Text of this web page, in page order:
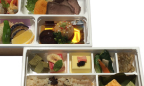
ームページ：https://ajito-
Instagram
定休日：火曜日
電話番号：0197-51-6800
以上の注文で配達いたします
：奥州市水沢佐倉河字後田２
ウト・デリバリー対応時間：
00 ～ 19：00